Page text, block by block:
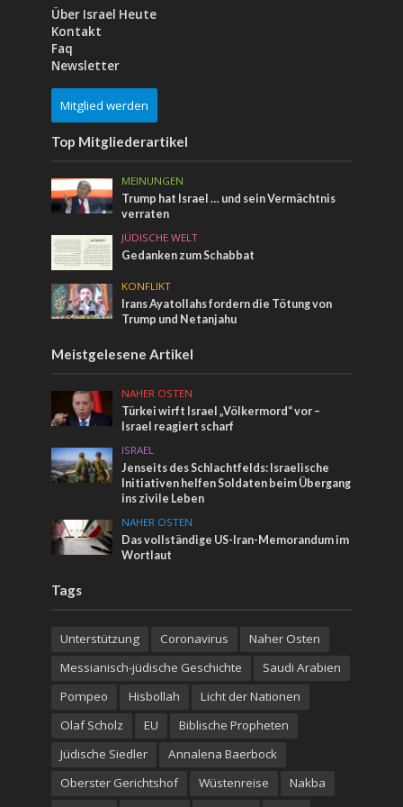
Über Israel Heute
Kontakt
Faq
Newsletter
Mitglied werden
Top Mitgliederartikel
MEINUNGEN
Trump hat Israel … und sein Vermächtnis
verraten
JÜDISCHE WELT
Gedanken zum Schabbat
KONFLIKT
Irans Ayatollahs fordern die Tötung von
Trump und Netanjahu
Meistgelesene Artikel
NAHER OSTEN
Türkei wirft Israel „Völkermord“ vor –
Israel reagiert scharf
ISRAEL
Jenseits des Schlachtfelds: Israelische
Initiativen helfen Soldaten beim Übergang
ins zivile Leben
NAHER OSTEN
Das vollständige US-Iran-Memorandum im
Wortlaut
Tags
Unterstützung Coronavirus
Naher Osten
Messianisch-jüdische Geschichte
Saudi Arabien
Pompeo
Hisbollah
Licht der Nationen
Olaf Scholz
EU
Biblische Propheten
Jüdische Siedler
Annalena Baerbock
Oberster Gerichtshof
Wüstenreise
Nakba